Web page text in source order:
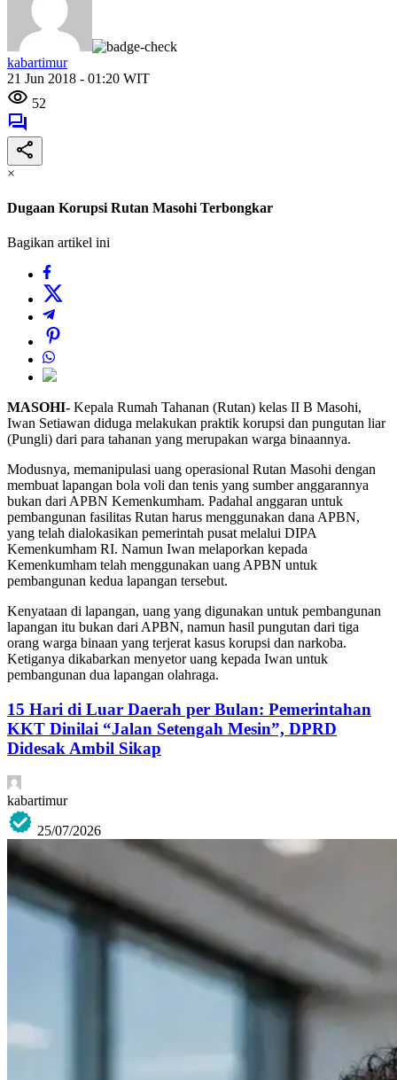
kabartimur
21 Jun 2018 - 01:20 WIT
52
×
Dugaan Korupsi Rutan Masohi Terbongkar
Bagikan artikel ini
MASOHI- Kepala Rumah Tahanan (Rutan) kelas II B Masohi,
Iwan Setiawan diduga melakukan praktik korupsi dan pungutan liar
(Pungli) dari para tahanan yang merupakan warga binaannya.
Modusnya, memanipulasi uang operasional Rutan Masohi dengan
membuat lapangan bola voli dan tenis yang sumber anggarannya
bukan dari APBN Kemenkumham. Padahal anggaran untuk
pembangunan fasilitas Rutan harus menggunakan dana APBN,
yang telah dialokasikan pemerintah pusat melalui DIPA
Kemenkumham RI. Namun Iwan melaporkan kepada
Kemenkumham telah menggunakan uang APBN untuk
pembangunan kedua lapangan tersebut.
Kenyataan di lapangan, uang yang digunakan untuk pembangunan
lapangan itu bukan dari APBN, namun hasil pungutan dari tiga
orang warga binaan yang terjerat kasus korupsi dan narkoba.
Ketiganya dikabarkan menyetor uang kepada Iwan untuk
pembangunan dua lapangan olahraga.
15 Hari di Luar Daerah per Bulan: Pemerintahan
KKT Dinilai “Jalan Setengah Mesin”, DPRD
Didesak Ambil Sikap
kabartimur
25/07/2026